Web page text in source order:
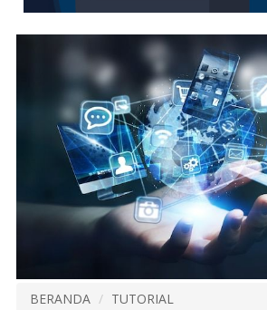
BERANDA TUTORIAL